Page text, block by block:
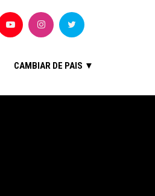
CAMBIAR DE PAIS ▼